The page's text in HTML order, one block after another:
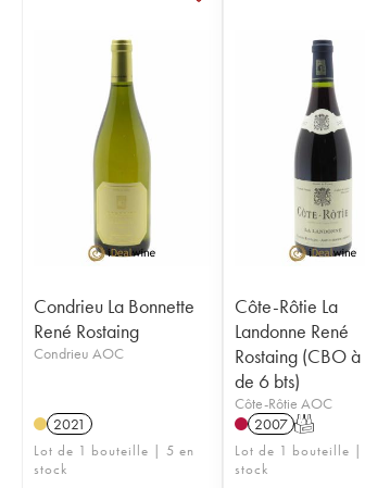
Condrieu La Bonnette
René Rostaing
Condrieu AOC
2021
Lot de 1 bouteille | 5 en
stock
Côte-Rôtie La
Landonne René
Rostaing (CBO
de 6 bts)
Côte-Rôtie AOC
2007 T
Lot de 1 bouteille |
stock